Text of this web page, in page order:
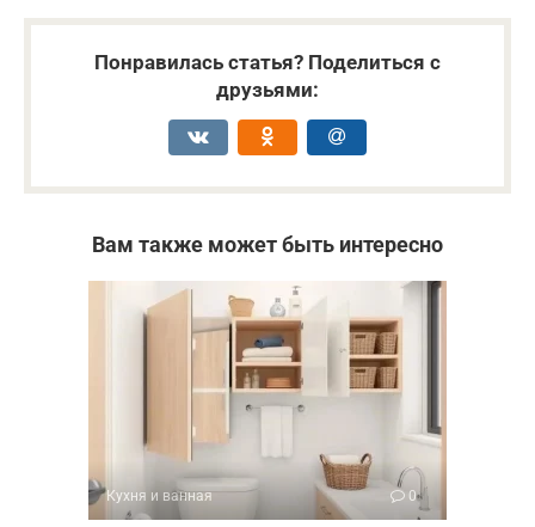
Понравилась статья? Поделиться с
друзьями:
Вам также может быть интересно
Кухня и ванная 0